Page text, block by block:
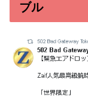
ブル